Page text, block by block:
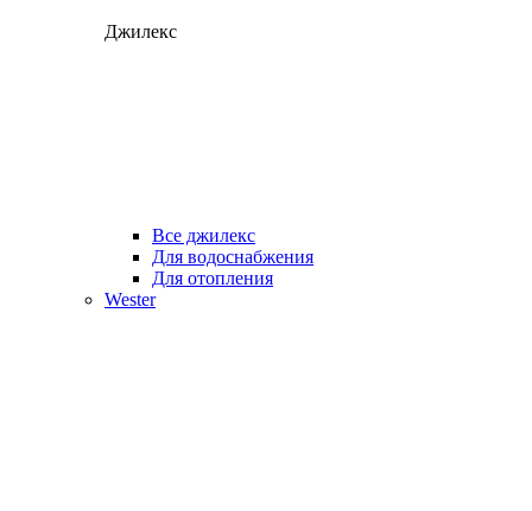
Джилекс
Все джилекс
Для водоснабжения
Для отопления
Wester